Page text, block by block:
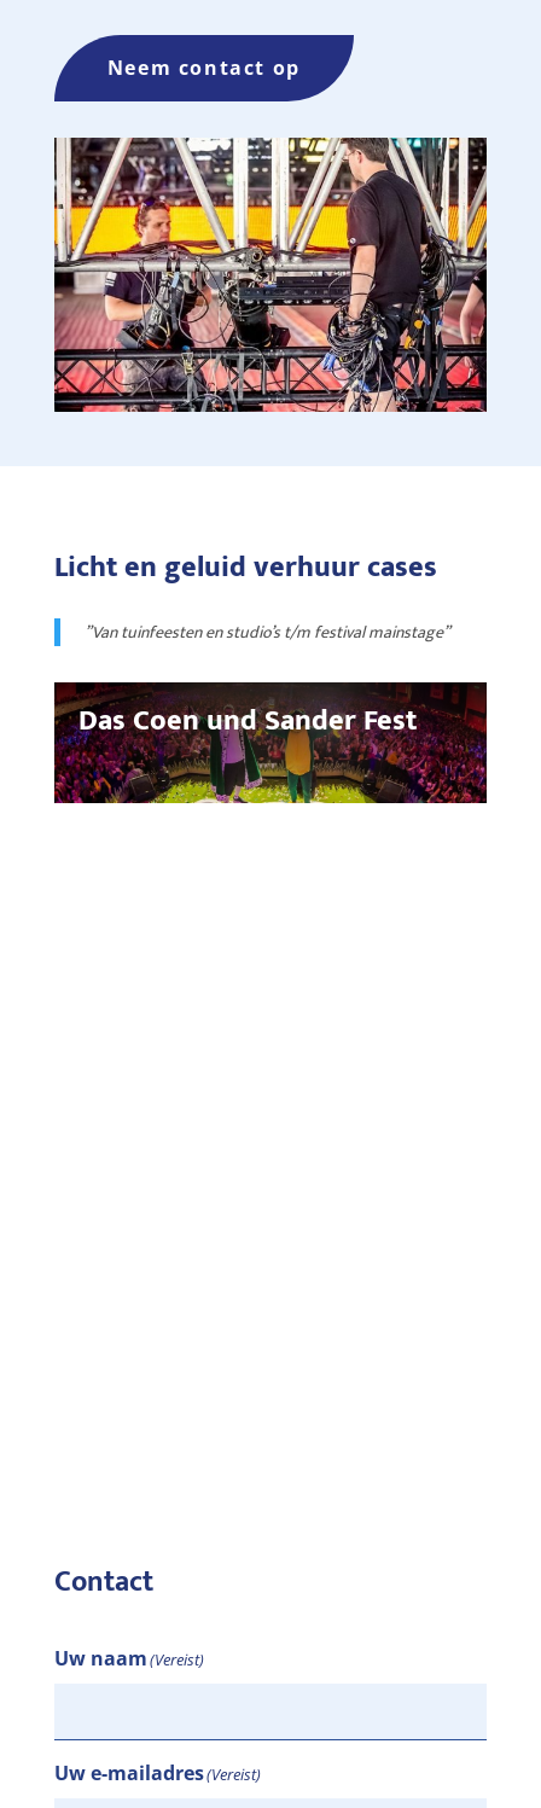
Neem contact op
Licht en geluid verhuur cases
”Van tuinfeesten en studio’s t/m festival mainstage”
Das Coen und Sander Fest
Contact
Uw naam(Vereist)
Uw e-mailadres(Vereist)